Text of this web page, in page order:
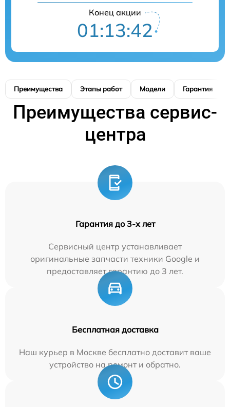
Конец акции
01:13:41
Преимущества Этапы работ Модели Гарантия
Преимущества сервис-
центра
Гарантия до 3-х лет
Сервисный центр устанавливает
оригинальные запчасти техники Google и
предоставляет гарантию до 3 лет.
Бесплатная доставка
Наш курьер в Москве бесплатно доставит ваше
устройство на ремонт и обратно.